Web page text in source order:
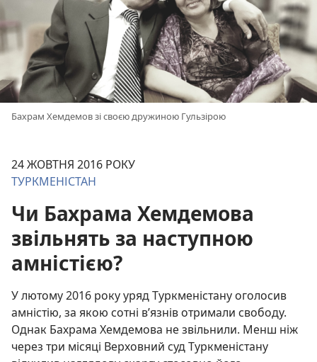
Бахрам Хемдемов зі своєю дружиною Гульзірою
24 ЖОВТНЯ 2016 РОКУ
ТУРКМЕНІСТАН
Чи Бахрама Хемдемова
звільнять за наступною
амністією?
У лютому 2016 року уряд Туркменістану оголосив
амністію, за якою сотні в’язнів отримали свободу.
Однак Бахрама Хемдемова не звільнили. Менш ніж
через три місяці Верховний суд Туркменістану